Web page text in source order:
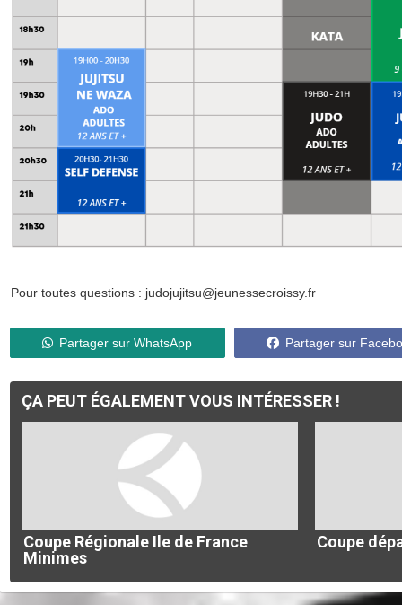
Pour toutes questions : judojujitsu@jeunessecroissy.fr
Partager sur WhatsApp Partager sur
ÇA PEUT ÉGALEMENT VOUS INTÉRESSER !
Coupe Régionale Ile de France
Minimes
Coupe